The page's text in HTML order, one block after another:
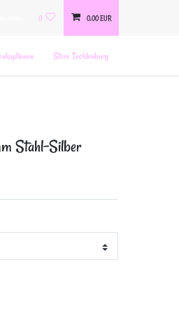
0 0,00 EUR
Store Tecklenburg
Stahl-Silber